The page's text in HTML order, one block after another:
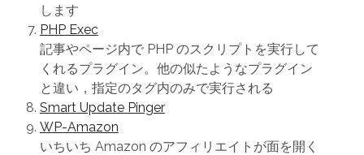
します
PHP Exec
記事やページ内で PHP のスクリプトを実行して
くれるプラグイン。他の似たようなプラグイン
と違い，指定のタグ内のみで実行される
Smart Update Pinger
WP-Amazon
いちいち Amazon のアフィリエイトが面を開く